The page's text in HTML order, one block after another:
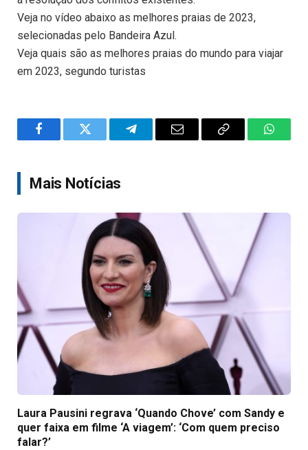
Veja no vídeo abaixo as melhores praias de 2023,
selecionadas pelo Bandeira Azul.
Veja quais são as melhores praias do mundo para viajar
em 2023, segundo turistas
FacebookTwitter TelegramEmail
Copy
Mais Notícias
Laura Pausini regrava ‘Quando Chove’ com Sandy e
quer faixa em filme ‘A viagem’: ‘Com quem preciso
falar?’